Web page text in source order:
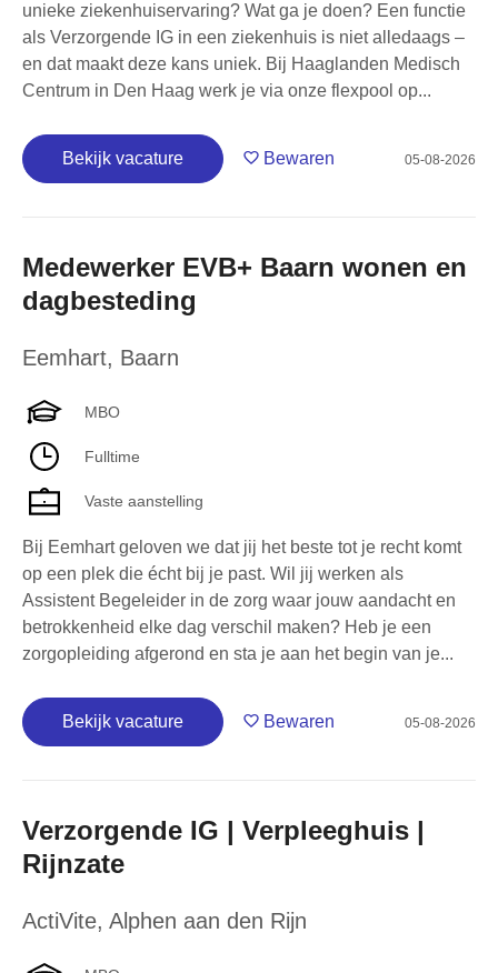
unieke ziekenhuiservaring? Wat ga je doen? Een functie
als Verzorgende IG in een ziekenhuis is niet alledaags –
en dat maakt deze kans uniek. Bij Haaglanden Medisch
Centrum in Den Haag werk je via onze flexpool op...
Bekijk vacature Bewaren 05-08-2026
Medewerker EVB+ Baarn wonen en
dagbesteding
Eemhart, Baarn
MBO
Fulltime
Vaste aanstelling
Bij Eemhart geloven we dat jij het beste tot je recht komt
op een plek die écht bij je past. Wil jij werken als
Assistent Begeleider in de zorg waar jouw aandacht en
betrokkenheid elke dag verschil maken? Heb je een
zorgopleiding afgerond en sta je aan het begin van je...
Bekijk vacature Bewaren 05-08-2026
Verzorgende IG | Verpleeghuis |
Rijnzate
ActiVite, Alphen aan den Rijn